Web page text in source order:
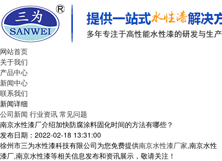
网站首页
关于我们
产品中心
新闻中心
联系我们
新闻详细
公司新闻 行业资讯 常见问题
南京水性漆厂介绍加快防腐涂料固化时间的方法有哪些？
发布日期：2022-02-18 13:31:00
徐州市三为水性漆科技有限公司为您免费提供南京水性漆厂家,南京水性
漆厂,南京水性漆等相关信息发布和资讯展示，敬请关注！